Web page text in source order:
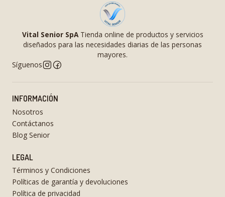
Vital Senior SpATienda online de productos y servicios
diseñados para las necesidades diarias de las personas
mayores.
Síguenos
INFORMACIÓN
Nosotros
Contáctanos
Blog Senior
LEGAL
Términos y Condiciones
Políticas de garantía y devoluciones
Política de privacidad